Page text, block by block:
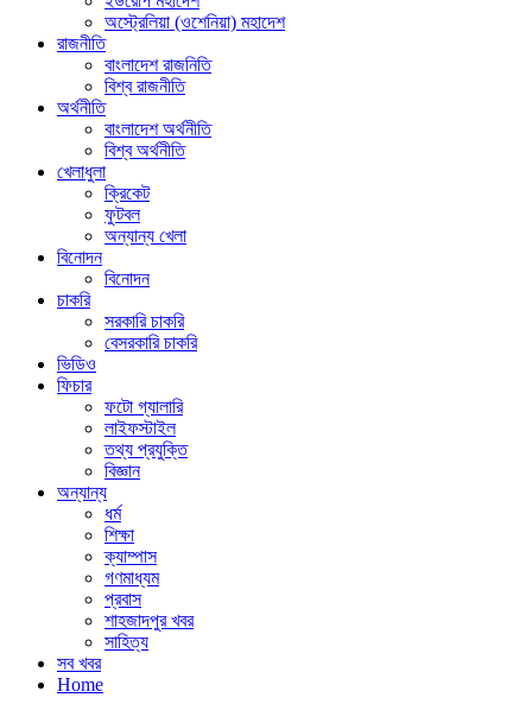
অস্ট্রেলিয়া (ওশেনিয়া) মহাদেশ
রাজনীতি
বাংলাদেশ রাজনিতি
বিশ্ব রাজনীতি
অর্থনীতি
বাংলাদেশ অর্থনীতি
বিশ্ব অর্থনীতি
খেলাধুলা
ক্রিকেট
ফুটবল
অন্যান্য খেলা
বিনোদন
বিনোদন
চাকরি
সরকারি চাকরি
বেসরকারি চাকরি
ভিডিও
ফিচার
ফটো গ্যালারি
লাইফস্টাইল
তথ্য প্রযুক্তি
বিজ্ঞান
অন্যান্য
ধর্ম
শিক্ষা
ক্যাম্পাস
গণমাধ্যম
প্রবাস
শাহজাদপুর খবর
সাহিত্য
সব খবর
Home